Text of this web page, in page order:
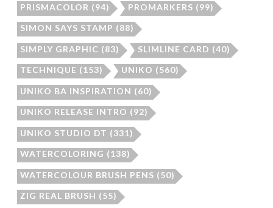
PRISMACOLOR (94) PROMARKERS (99)
SIMON SAYS STAMP (88)
SIMPLY GRAPHIC (83) SLIMLINE CARD (40)
TECHNIQUE (153) UNIKO (560)
UNIKO BA INSPIRATION (60)
UNIKO RELEASE INTRO (92)
UNIKO STUDIO DT (331)
WATERCOLORING (138)
WATERCOLOUR BRUSH PENS (50)
ZIG REAL BRUSH (55)